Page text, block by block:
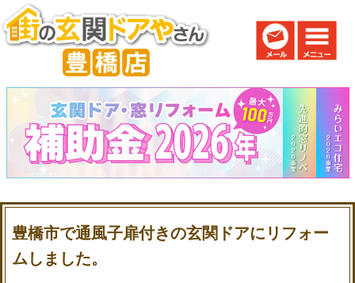
豊橋市で通風子扉付きの玄関ドアにリフォー
ムしました。